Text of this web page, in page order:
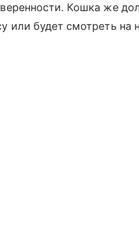
Кошка же
или будет смотреть на